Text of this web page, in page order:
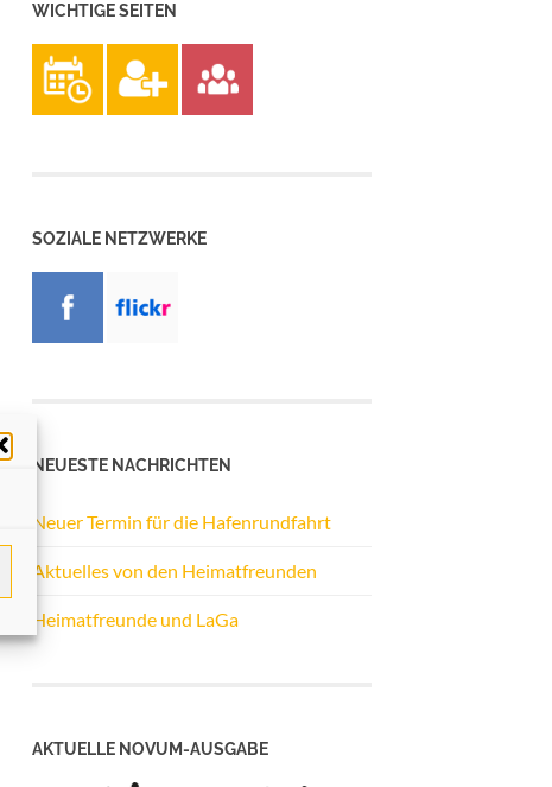
WICHTIGE SEITEN
SOZIALE NETZWERKE
NEUESTE NACHRICHTEN
Neuer Termin für die Hafenrundfahrt
Aktuelles von den Heimatfreunden
Heimatfreunde und LaGa
AKTUELLE NOVUM-AUSGABE